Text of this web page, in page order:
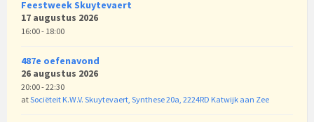
Feestweek Skuytevaert
17 augustus 2026
16:00 - 18:00
487e oefenavond
26 augustus 2026
20:00 - 22:30
atSociëteit K.W.V. Skuytevaert, Synthese 20a, 2224RD Katwijk aan Zee